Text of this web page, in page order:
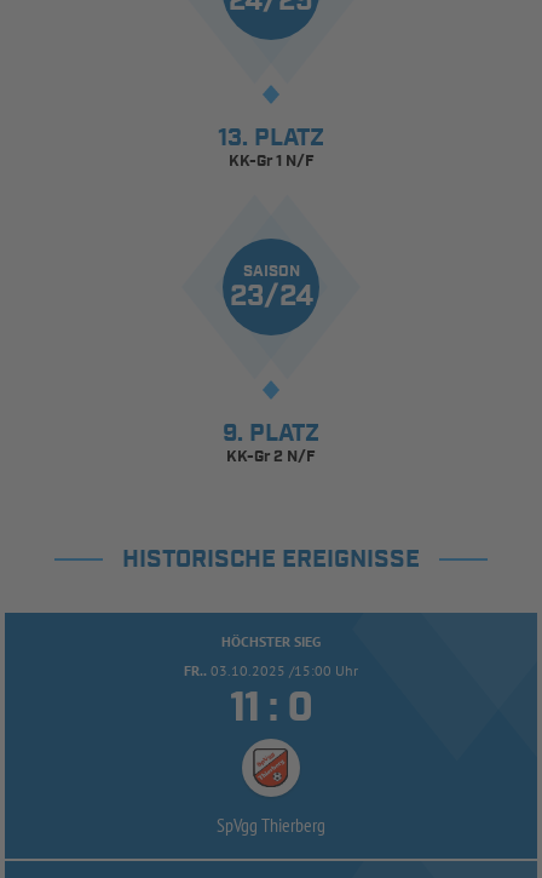
13. PLATZ
KK-Gr 1 N/F
SAISON
23/24
9. PLATZ
KK-Gr 2 N/F
HISTORISCHE EREIGNISSE
HÖCHSTER SIEG
FR.. 03.10.2025 /15:00 Uhr
 : 
SpVgg Thierberg